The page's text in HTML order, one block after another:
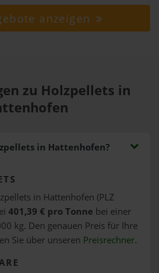
anzeigen
zu Holzpellets in
in Hattenhofen?
in Hattenhofen (PLZ
401,39 € pro Tonne bei einer
kg. Den genauen Preis für Ihre
Sie über unseren Preisrechner.